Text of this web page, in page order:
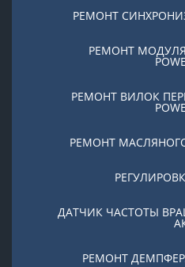
РЕМОНТ
РЕМОНТ
РЕМОНТ ВИЛОК
РЕМОНТ МАСЛЯНОГО
ДАТЧИК ЧАСТОТЫ
РЕМОНТ